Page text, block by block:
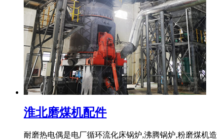
淮北磨煤机配件
耐磨热电偶是电厂循环流化床锅炉,沸腾锅炉,粉磨煤机造